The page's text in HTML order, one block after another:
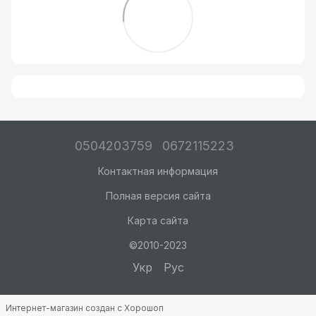
0504203759 0672115223
Контактная информация
Полная версия сайта
Карта сайта
©2010-2023
Укр Рус
Интернет-магазин создан с Хорошоп